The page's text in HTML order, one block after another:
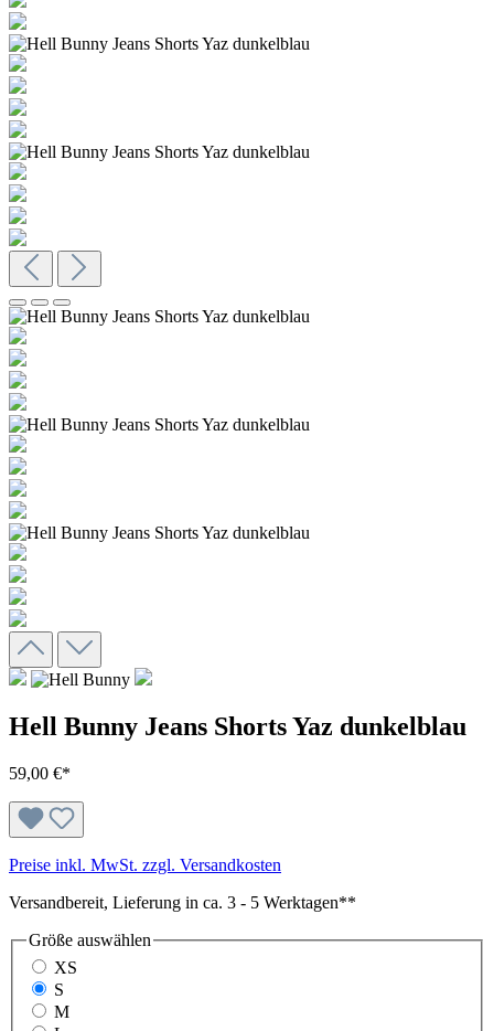
Hell Bunny Jeans Shorts Yaz dunkelblau
59,00 €*
Preise inkl. MwSt. zzgl. Versandkosten
Versandbereit, Lieferung in ca. 3 - 5 Werktagen**
Größe auswählen
XS
S
M